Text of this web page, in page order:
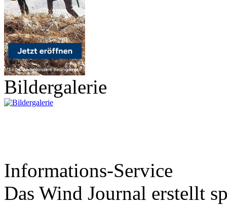
Bildergalerie
Informations-Service
Das Wind Journal erstellt